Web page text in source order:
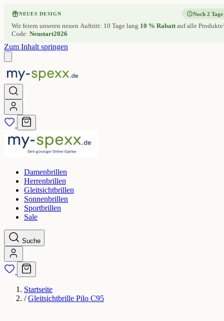
NEUES DESIGN
Wir feiern unseren neuen Auftritt: 10 Tage lang 10 % Rabattauf alle
Code: Neustart2026
Noch 2 Tage
Zum Inhalt springen
Damenbrillen
Herrenbrillen
Gleitsichtbrillen
Sonnenbrillen
Sportbrillen
Sale
Suche
Startseite
/ Gleitsichtbrille Pilo C95